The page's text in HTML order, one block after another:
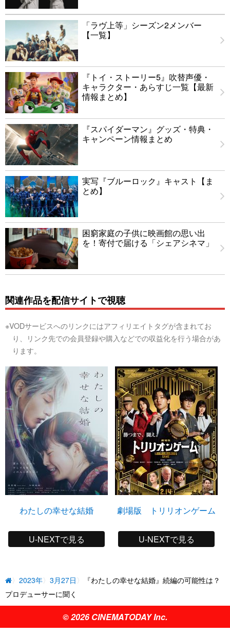
「ラヴ上等」シーズン2メンバー
【一覧】
『トイ・ストーリー5』吹替声優・
キャラクター・あらすじ一覧【最新
情報まとめ】
『スパイダーマン』グッズ・特典・
キャンペーン情報まとめ
実写『ブルーロック』キャスト【ま
とめ】
困窮家庭の子供に映画館の思い出
を！寄付で届ける「シェアシネマ」
関連作品を配信サイトで視聴
※VODサービスへのリンクにはアフィリエイトタグが含まれてお
り、リンク先での会員登録や購入などでの収益化を行う場合があ
ります。
わたしの幸せな結婚
U-NEXTで見る
劇場版 トリリオンゲーム
U-NEXTで見る
2023年 3月27日
『わたしの幸せな結婚』続編の可能性は？
プロデューサーに聞く
© 2026 CINEMATODAY Inc.